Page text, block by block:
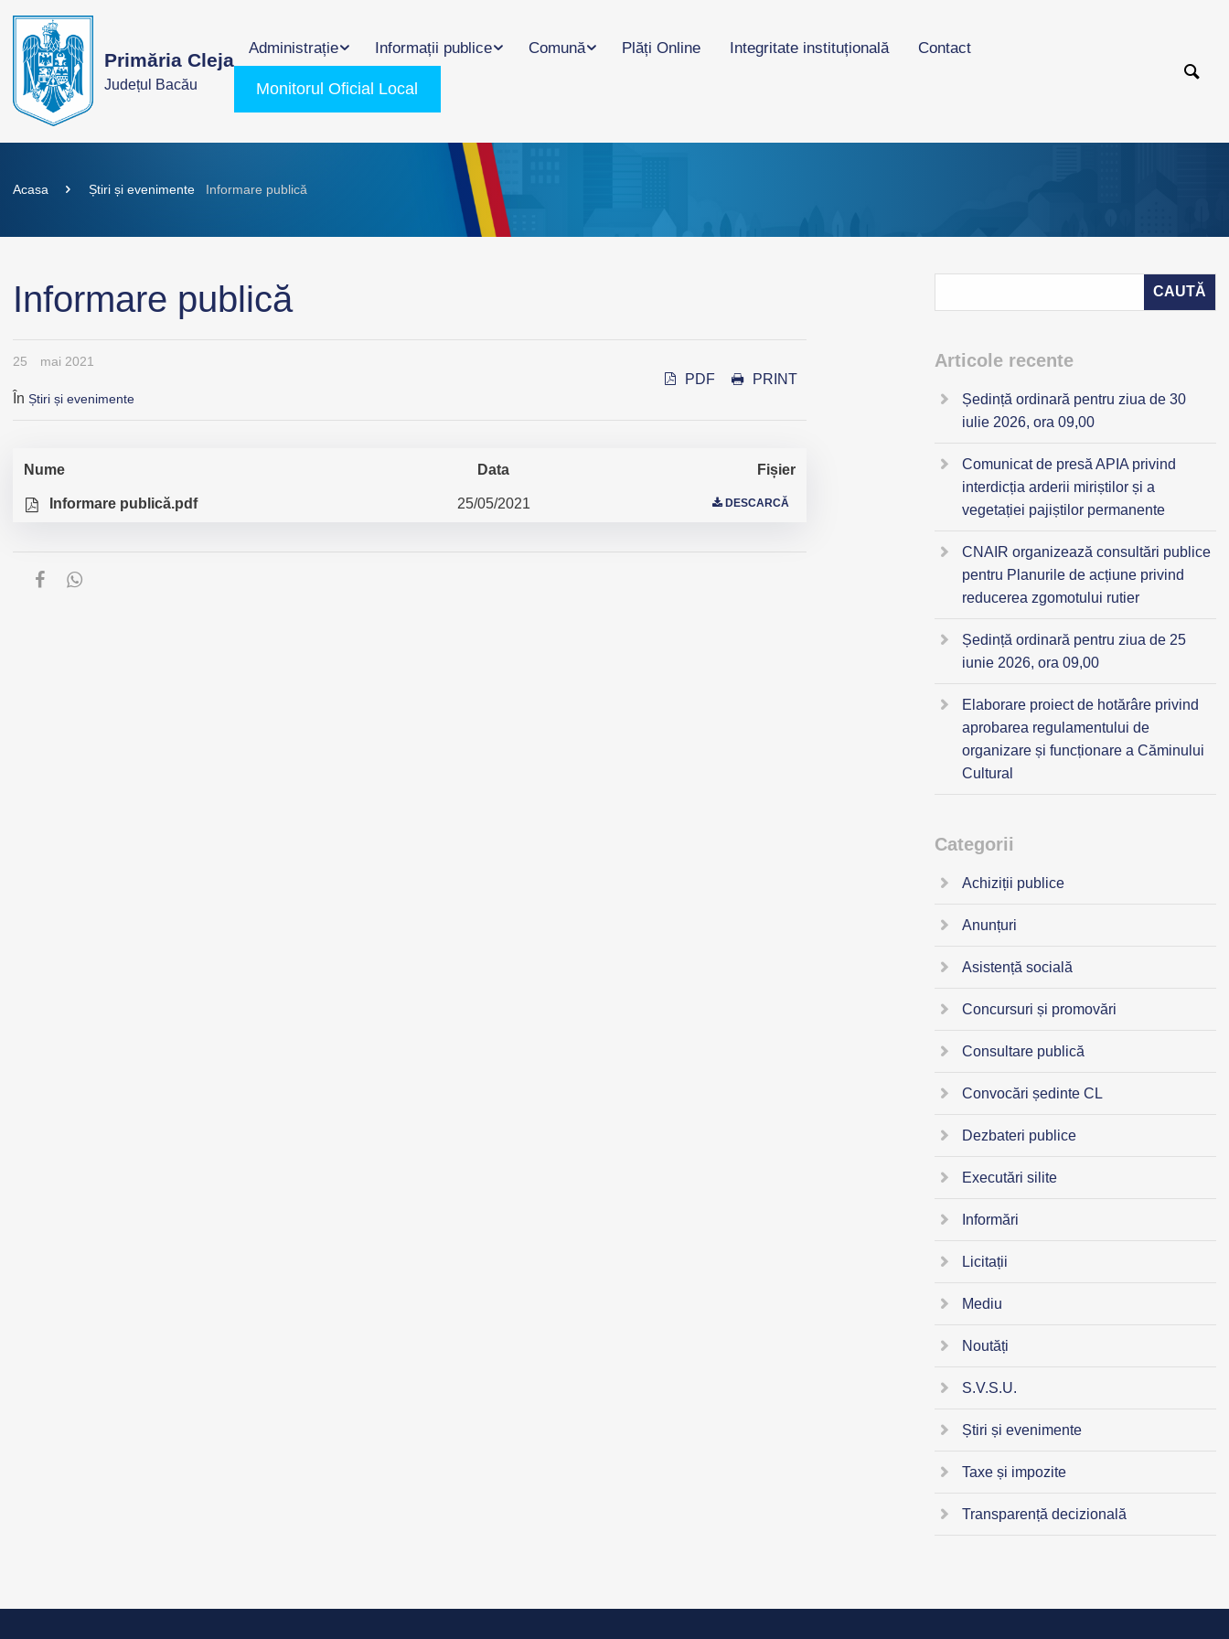
Primăria Cleja
Județul Bacău
Administrație Informații publice Comună Plăți Online Integritate instituțională Contact
Monitorul Oficial Local
Acasa Știri și evenimente Informare publică
Informare publică
25 mai 2021
În Știri și evenimente
PDF PRINT
Nume Data Fișier
Informare publică.pdf 25/05/2021 DESCARCĂ
Articole recente
Ședință ordinară pentru ziua de 30
iulie 2026, ora 09,00
Comunicat de presă APIA privind
interdicția arderii miriștilor și a
vegetației pajiștilor permanente
CNAIR organizează consultări publice
pentru Planurile de acțiune privind
reducerea zgomotului rutier
Ședință ordinară pentru ziua de 25
iunie 2026, ora 09,00
Elaborare proiect de hotărâre privind
aprobarea regulamentului de
organizare și funcționare a Căminului
Cultural
Categorii
Achiziții publice
Anunțuri
Asistență socială
Concursuri și promovări
Consultare publică
Convocări ședinte CL
Dezbateri publice
Executări silite
Informări
Licitații
Mediu
Noutăți
S.V.S.U.
Știri și evenimente
Taxe și impozite
Transparență decizională